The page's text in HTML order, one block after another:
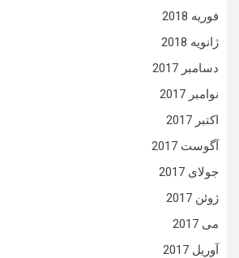
فوریه 2018
ژانویه 2018
دسامبر 2017
نوامبر 2017
اکتبر 2017
آگوست 2017
جولای 2017
ژوئن 2017
می 2017
آوریل 2017